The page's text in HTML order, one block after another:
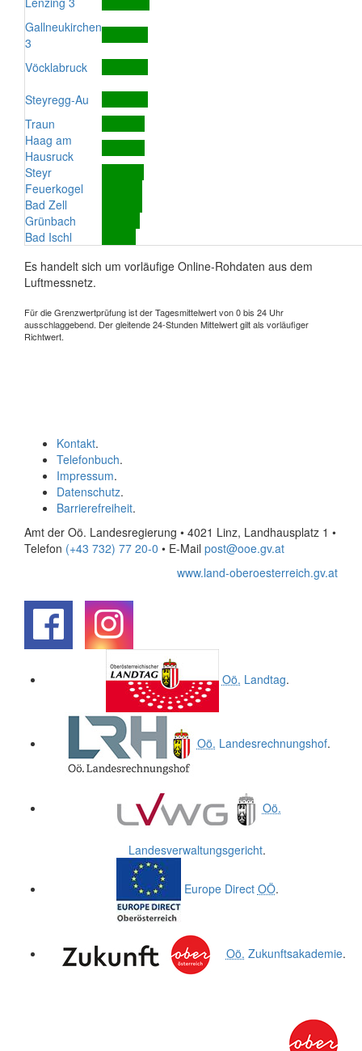
Gallneukirchen
3
Vöcklabruck
Steyregg-Au
Traun
Haag am
Hausruck
Steyr
Feuerkogel
Bad Zell
Grünbach
Bad Ischl
Es handelt sich um vorläufige Online-Rohdaten aus dem
Luftmessnetz.
Für die Grenzwertprüfung ist der Tagesmittelwert von 0 bis 24 Uhr
ausschlaggebend. Der gleitende 24-Stunden Mittelwert gilt als vorläufiger
Richtwert.
Kontakt.
Telefonbuch.
Impressum.
Datenschutz.
Barrierefreiheit.
Amt der Oö. Landesregierung • 4021 Linz, Landhausplatz 1 •
Telefon (+43 732) 77 20-0 • E-Mail post@ooe.gv.at
www.land-oberoesterreich.gv.at
Oö. Landtag.
Oö. Landesrechnungshof.
Oö.
Landesverwaltungsgericht.
Europe Direct OÖ.
Oö. Zukunftsakademie.